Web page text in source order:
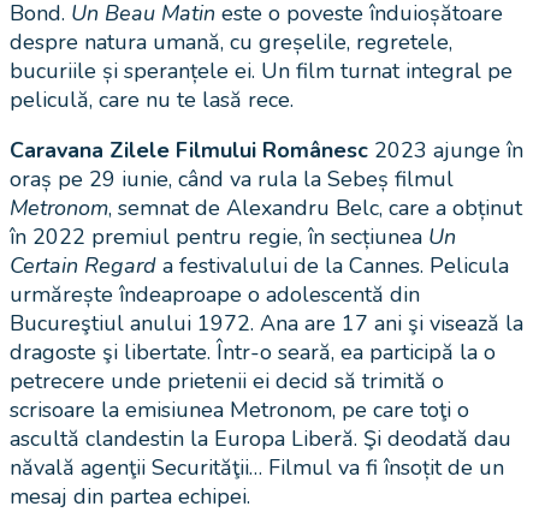
Bond. Un Beau Matin este o poveste înduioșătoare
despre natura umană, cu greșelile, regretele,
bucuriile și speranțele ei. Un film turnat integral pe
peliculă, care nu te lasă rece.
Caravana Zilele Filmului Românesc 2023 ajunge în
oraș pe 29 iunie, când va rula la Sebeș filmul
Metronom, semnat de Alexandru Belc, care a obținut
în 2022 premiul pentru regie, în secțiunea Un
Certain Regard a festivalului de la Cannes. Pelicula
urmărește îndeaproape o adolescentă din
Bucureştiul anului 1972. Ana are 17 ani şi visează la
dragoste şi libertate. Într-o seară, ea participă la o
petrecere unde prietenii ei decid să trimită o
scrisoare la emisiunea Metronom, pe care toţi o
ascultă clandestin la Europa Liberă. Şi deodată dau
năvală agenţii Securităţii… Filmul va fi însoțit de un
mesaj din partea echipei.